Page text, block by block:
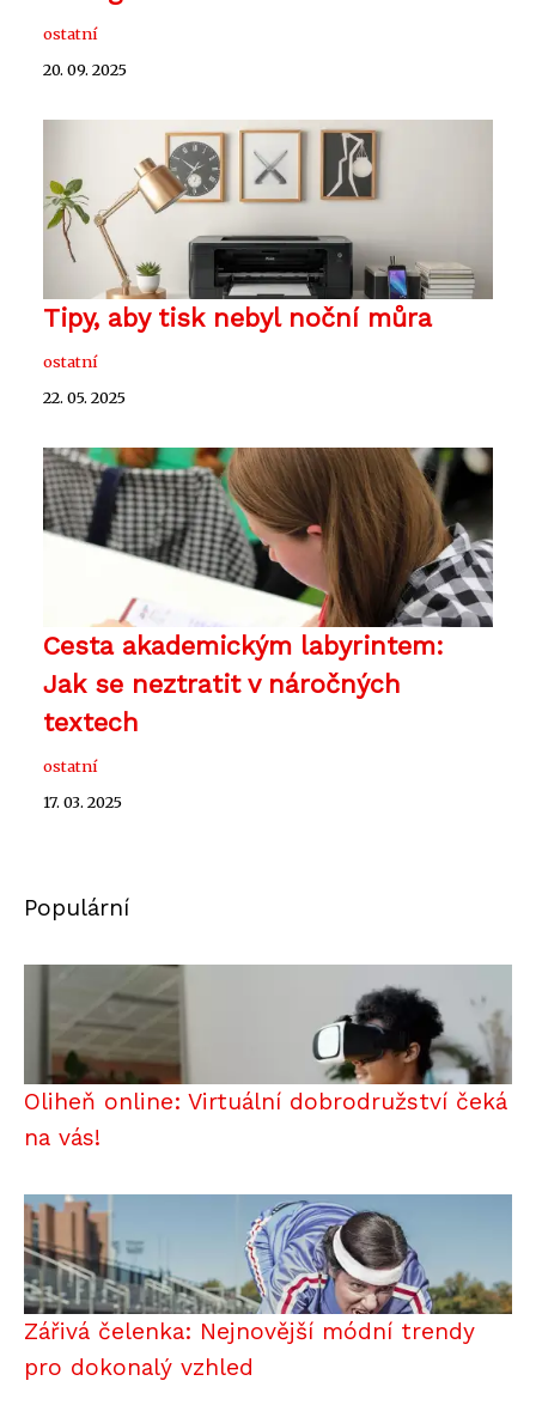
ostatní
20. 09. 2025
Tipy, aby tisk nebyl noční můra
ostatní
22. 05. 2025
Cesta akademickým labyrintem:
Jak se neztratit v náročných
textech
ostatní
17. 03. 2025
Populární
Oliheň online: Virtuální dobrodružství čeká
na vás!
Zářivá čelenka: Nejnovější módní trendy
pro dokonalý vzhled